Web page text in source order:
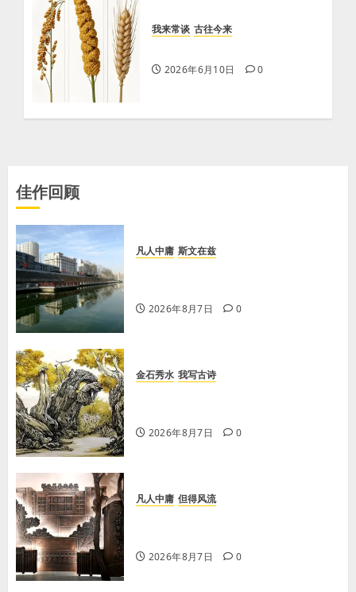
我来常谈 古往今来
2026年6月10日 0
佳作回顾
凡人中庸 斯文在兹
2026年8月7日 0
金石秀水 我写古诗
2026年8月7日 0
凡人中庸 但得风流
2026年8月7日 0